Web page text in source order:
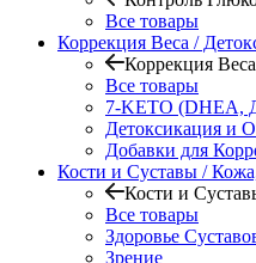
Все товары
Коррекция Веса /
Коррекция
Все товары
7-KETO (DHEA,
Детоксикация и
Добавки для
Кости и Суставы /
Кости и
Все товары
Здоровье
Зрение